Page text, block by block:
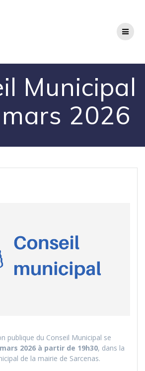
Municipal
2026
publique du Conseil Municipal se
2026 à partir de 19h30, dans la
de la mairie de Sarcenas.